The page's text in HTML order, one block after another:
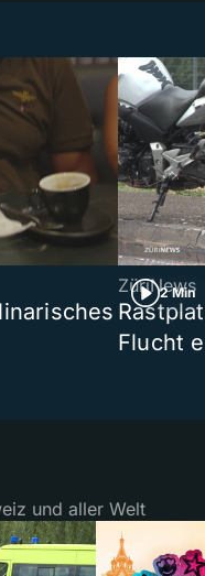
2 Min
ZüriNews
Flucht
und aller Welt